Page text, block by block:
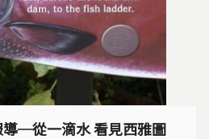
─從一滴水 看見西雅圖